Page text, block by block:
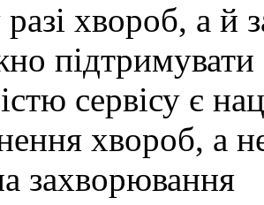
хвороб, а й
сервісу є
хвороб, а
захворювання